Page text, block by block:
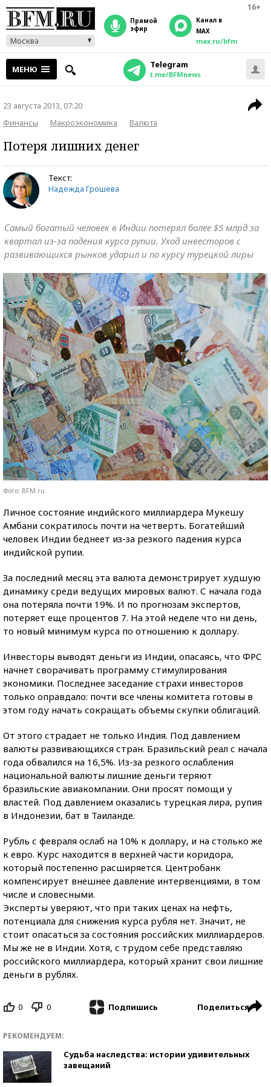
16+
Москва
прямой
эфир
Канал в
MAX
max.ru/bfm
МЕНЮ Telegram
t.me/BFMnews
23 августа 2013, 07:20
Финансы
Макроэкономика Валюта
Потеря лишних денег
Текст:
Надежда Грошева
Самый богатый человек в Индии потерял более $5 млрд за
квартал из-за падения курса рупии. Уход инвесторов с
развивающихся рынков ударил и по курсу турецкой лиры
Фото: BFM.ru
Личное состояние индийского миллиардера Мукешу
Амбани сократилось почти на четверть. Богатейший
человек Индии беднеет из-за резкого падения курса
индийской рупии.
За последний месяц эта валюта демонстрирует худшую
динамику среди ведущих мировых валют. С начала года
она потеряла почти 19%. И по прогнозам экспертов,
потеряет еще процентов 7. На этой неделе что ни день,
то новый минимум курса по отношению к доллару.
Инвесторы выводят деньги из Индии, опасаясь, что ФРС
начнет сворачивать программу стимулирования
экономики. Последнее заседание страхи инвесторов
только оправдало: почти все члены комитета готовы в
этом году начать сокращать объемы скупки облигаций.
От этого страдает не только Индия. Под давлением
валюты развивающихся стран. Бразильский реал с начала
года обвалился на 16,5%. Из-за резкого ослабления
национальной валюты лишние деньги теряют
бразильские авиакомпании. Они просят помощи у
властей. Под давлением оказались турецкая лира, рупия
в Индонезии, бат в Таиланде.
Рубль с февраля ослаб на 10% к доллару, и на столько же
к евро. Курс находится в верхней части коридора,
который постепенно расширяется. Центробанк
компенсирует внешнее давление интервенциями, в том
числе и словесными.
Эксперты уверяют, что при таких ценах на нефть,
потенциала для снижения курса рубля нет. Значит, не
стоит опасаться за состояния российских миллиардеров.
Мы же не в Индии. Хотя, с трудом себе представляю
российского миллиардера, который хранит свои лишние
деньги в рублях.
0 0 Подпишись Поделиться
РЕКОМЕНДУЕМ:
Судьба наследства: истории удивительных
завещаний